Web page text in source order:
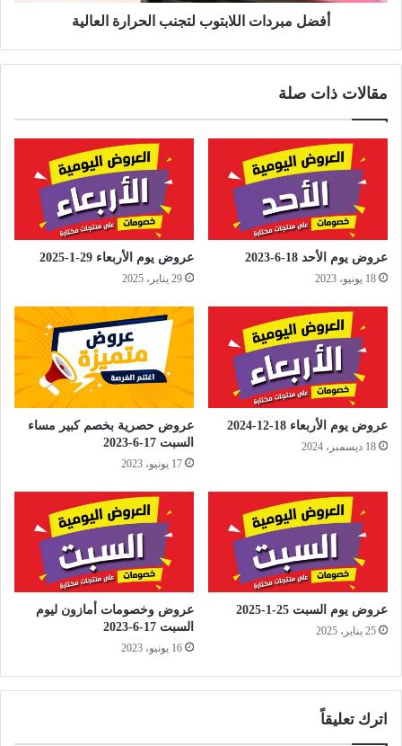
أفضل مبردات اللابتوب لتجنب الحرارة العالية
مقالات ذات صلة
عروض يوم الأحد 18-6-2023
18 يونيو، 2023
عروض يوم الأربعاء 29-1-2025
29 يناير، 2025
عروض يوم الأربعاء 18-12-2024
18 ديسمبر، 2024
عروض حصرية بخصم كبير مساء
السبت 17-6-2023
17 يونيو، 2023
عروض يوم السبت 25-1-2025
25 يناير، 2025
عروض وخصومات أمازون ليوم
السبت 17-6-2023
16 يونيو، 2023
اترك تعليقاً